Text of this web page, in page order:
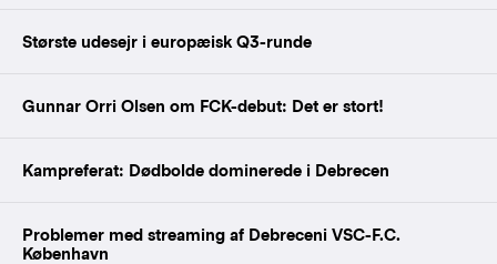
Største udesejr i europæisk Q3-runde
Gunnar Orri Olsen om FCK-debut: Det er stort!
Kampreferat: Dødbolde dominerede i Debrecen
Problemer med streaming af Debreceni VSC-F.C.
København